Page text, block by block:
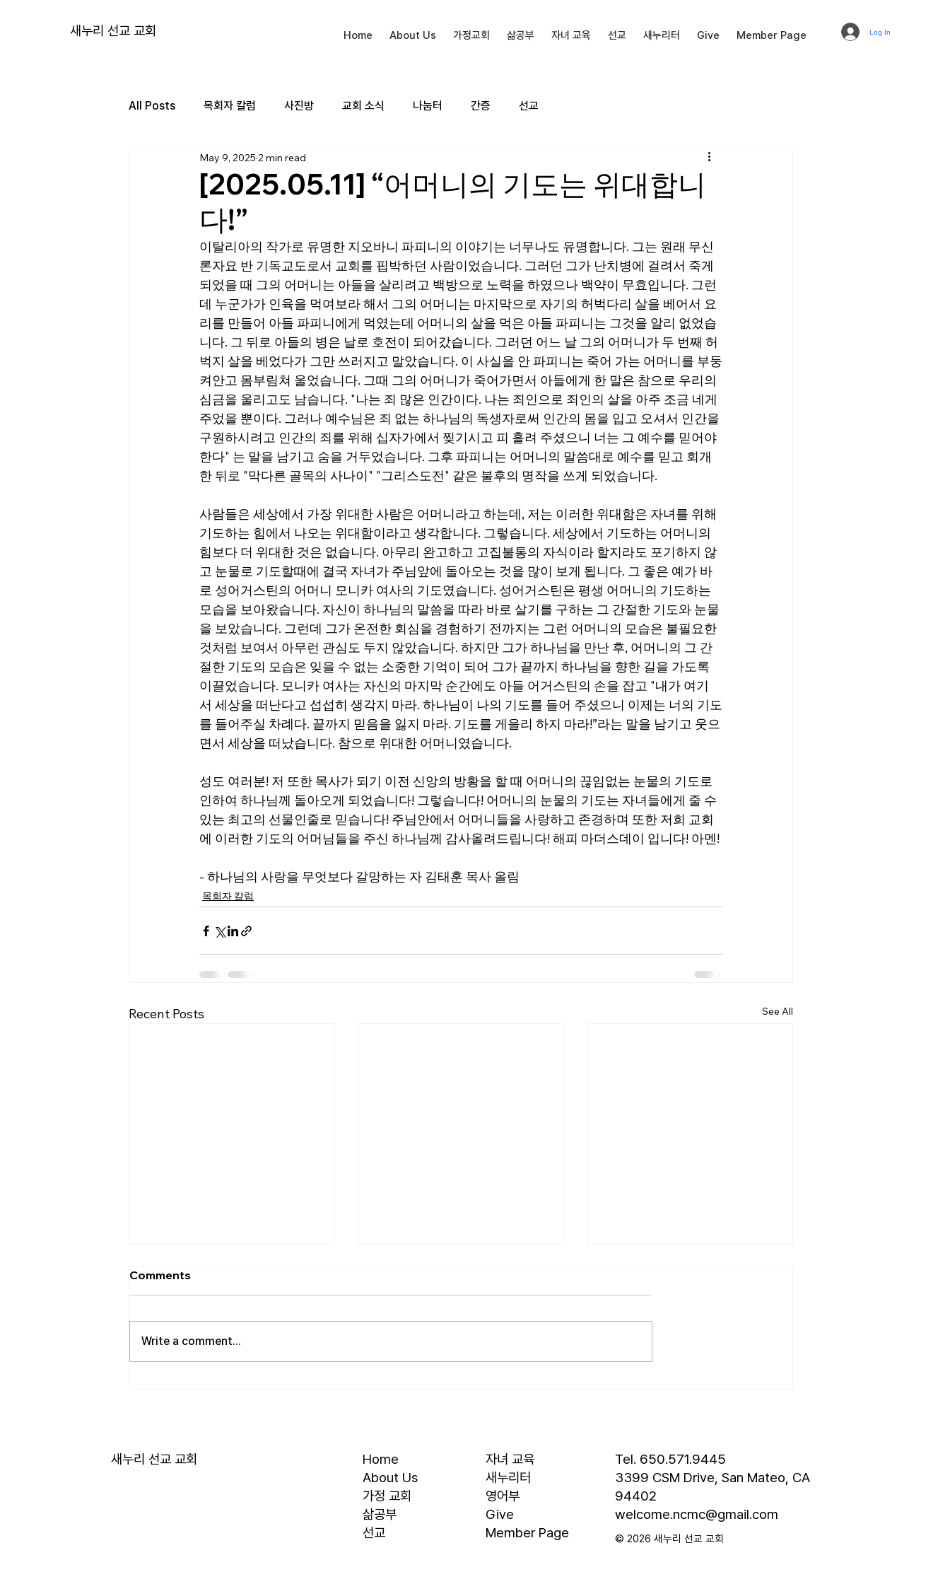
새누리 선교 교회 Home About Us 가정교회 삶공부 자녀 교육 선교 새누리터 Give Member Page Log In
All Posts 목회자 칼럼 사진방 교회 소식 나눔터 간증 선교
[2025.05.11] “어머니의 기도는 위대합니
다!”
May 9, 2025 2 min read
이탈리아의 작가로 유명한 지오바니 파피니의 이야기는 너무나도 유명합니다. 그는 원래 무신
론자요 반 기독교도로서 교회를 핍박하던 사람이었습니다. 그러던 그가 난치병에 걸려서 죽게
되었을 때 그의 어머니는 아들을 살리려고 백방으로 노력을 하였으나 백약이 무효입니다. 그런
데 누군가가 인육을 먹여보라 해서 그의 어머니는 마지막으로 자기의 허벅다리 살을 베어서 요
리를 만들어 아들 파피니에게 먹였는데 어머니의 살을 먹은 아들 파피니는 그것을 알리 없었습
니다. 그 뒤로 아들의 병은 날로 호전이 되어갔습니다. 그러던 어느 날 그의 어머니가 두 번째 허
벅지 살을 베었다가 그만 쓰러지고 말았습니다. 이 사실을 안 파피니는 죽어 가는 어머니를 부둥
켜안고 몸부림쳐 울었습니다. 그때 그의 어머니가 죽어가면서 아들에게 한 말은 참으로 우리의
심금을 울리고도 남습니다. "나는 죄 많은 인간이다. 나는 죄인으로 죄인의 살을 아주 조금 네게
주었을 뿐이다. 그러나 예수님은 죄 없는 하나님의 독생자로써 인간의 몸을 입고 오셔서 인간을
구원하시려고 인간의 죄를 위해 십자가에서 찢기시고 피 흘려 주셨으니 너는 그 예수를 믿어야
한다" 는 말을 남기고 숨을 거두었습니다. 그후 파피니는 어머니의 말씀대로 예수를 믿고 회개
한 뒤로 "막다른 골목의 사나이" "그리스도전" 같은 불후의 명작을 쓰게 되었습니다.
사람들은 세상에서 가장 위대한 사람은 어머니라고 하는데, 저는 이러한 위대함은 자녀를 위해
기도하는 힘에서 나오는 위대함이라고 생각합니다. 그렇습니다. 세상에서 기도하는 어머니의
힘보다 더 위대한 것은 없습니다. 아무리 완고하고 고집불통의 자식이라 할지라도 포기하지 않
고 눈물로 기도할때에 결국 자녀가 주님앞에 돌아오는 것을 많이 보게 됩니다. 그 좋은 예가 바
로 성어거스틴의 어머니 모니카 여사의 기도였습니다. 성어거스틴은 평생 어머니의 기도하는
모습을 보아왔습니다. 자신이 하나님의 말씀을 따라 바로 살기를 구하는 그 간절한 기도와 눈물
을 보았습니다. 그런데 그가 온전한 회심을 경험하기 전까지는 그런 어머니의 모습은 불필요한
것처럼 보여서 아무런 관심도 두지 않았습니다. 하지만 그가 하나님을 만난 후, 어머니의 그 간
절한 기도의 모습은 잊을 수 없는 소중한 기억이 되어 그가 끝까지 하나님을 향한 길을 가도록
이끌었습니다. 모니카 여사는 자신의 마지막 순간에도 아들 어거스틴의 손을 잡고 "내가 여기
서 세상을 떠난다고 섭섭히 생각지 마라. 하나님이 나의 기도를 들어 주셨으니 이제는 너의 기도
를 들어주실 차례다. 끝까지 믿음을 잃지 마라. 기도를 게을리 하지 마라!”라는 말을 남기고 웃으
면서 세상을 떠났습니다. 참으로 위대한 어머니였습니다.
성도 여러분! 저 또한 목사가 되기 이전 신앙의 방황을 할 때 어머니의 끊임없는 눈물의 기도로
인하여 하나님께 돌아오게 되었습니다! 그렇습니다! 어머니의 눈물의 기도는 자녀들에게 줄 수
있는 최고의 선물인줄로 믿습니다! 주님안에서 어머니들을 사랑하고 존경하며 또한 저희 교회
에 이러한 기도의 어머님들을 주신 하나님께 감사올려드립니다! 해피 마더스데이 입니다! 아멘!
- 하나님의 사랑을 무엇보다 갈망하는 자 김태훈 목사 올림
목회자 칼럼
Recent Posts See All
[2026.08.02] “세상에서 제일
요? 모두가 아시는 대로 바로 교만
입니다. 이번 새벽기도 본문인 에
그렇다면 하나님께서는 왜 이토록
교만을 싫어하실까요? 성경에 말
다. 산업혁명 이후 급속도로 발전
고, 쇼핑몰에 가지 않아도 온라인
으로 필요한 물건을 주문하면 집까
지 배달받을 수 있습니다. 식료품
장
우리는 살아가는 동안 수많은 기대
대, 관계를 맺을 때 갖는 기대 등 기
음 3장 8절, “그러므로 회
Comments
Write a comment...
Home
About Us
​가정 교회
​삶공부
​선교
자녀 교육
새누리터
영어부
Give
Member Page
Tel. 650.571.9445
3399 CSM Drive, San Mateo, CA
94402
welcome.ncmc@gmail.com
© 2026 새누리 선교 교회
새누리 선교 교회